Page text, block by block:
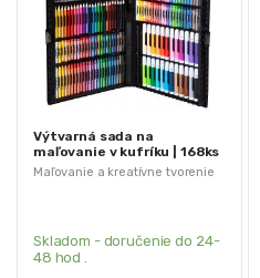
Maľovanie a kreatívne tvorenie
Výtvarná sada na
maľovanie v kufríku | 168ks
Skladom - doručenie do 24-
48 hod .